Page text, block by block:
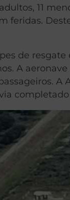
11
feridas.
de
A
A